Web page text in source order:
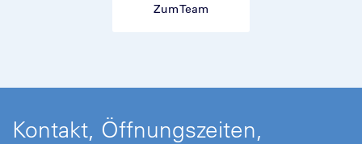
Zum Team
Kontakt, Öffnungszeiten,